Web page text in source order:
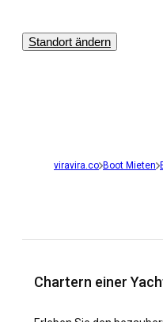
Standort ändern
viravira.co Boot Mieten
Chartern einer